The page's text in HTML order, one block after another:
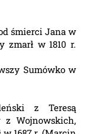
śmierci Jana w
zmarł w 1810 r.
Sumówko w
z Teresą
z Wojnowskich,